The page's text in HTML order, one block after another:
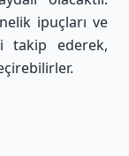
ipuçları ve
takip ederek,